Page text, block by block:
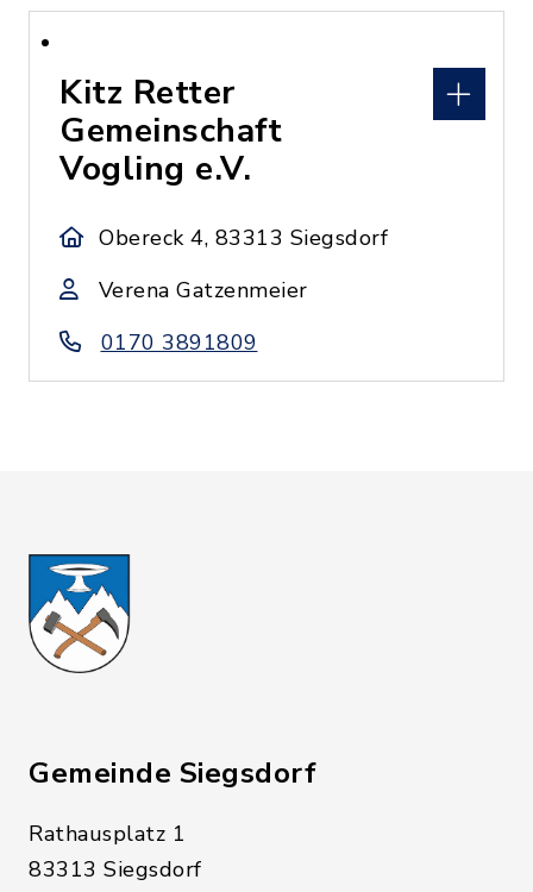
Kitz Retter
Gemeinschaft
Vogling e.V.
Obereck 4, 83313 Siegsdorf
Verena Gatzenmeier
0170 3891809
Gemeinde Siegsdorf
Rathausplatz 1
83313 Siegsdorf